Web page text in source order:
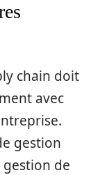
chain doit
avec
gestion
gestion de